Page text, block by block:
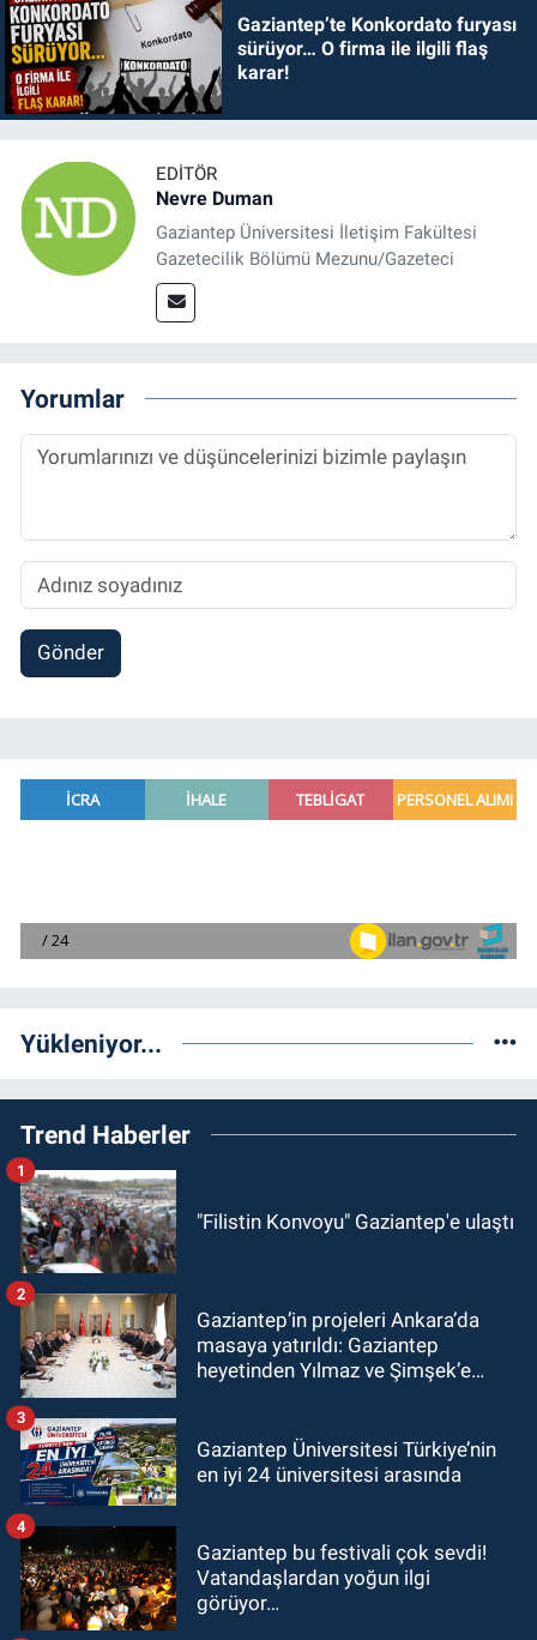
Gaziantep’te Konkordato furyası
sürüyor… O firma ile ilgili flaş
karar!
EDITÖR
Nevre Duman
Gaziantep Üniversitesi İletişim Fakültesi
Gazetecilik Bölümü Mezunu/Gazeteci
Yorumlar
Gönder
Yükleniyor...
Trend Haberler
"Filistin Konvoyu" Gaziantep'e ulaştı
1
Gaziantep’in projeleri Ankara’da
masaya yatırıldı: Gaziantep
heyetinden Yılmaz ve Şimşek’e
2
Gaziantep Üniversitesi Türkiye’nin
en iyi 24 üniversitesi arasında
3
Gaziantep bu festivali çok sevdi!
Vatandaşlardan yoğun ilgi
görüyor…
4